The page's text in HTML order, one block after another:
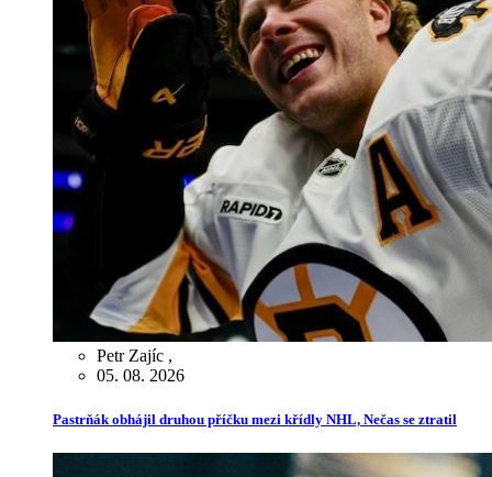
Petr Zajíc ,
05. 08. 2026
Pastrňák obhájil druhou příčku mezi křídly NHL, Nečas se ztratil